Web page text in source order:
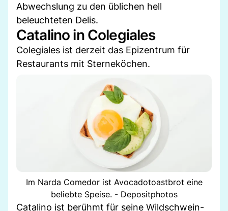
Abwechslung zu den üblichen hell
beleuchteten Delis.
Catalino in Colegiales
Colegiales ist derzeit das Epizentrum für
Restaurants mit Sterneköchen.
Im Narda Comedor ist Avocadotoastbrot eine
beliebte Speise. - Depositphotos
Catalino ist berühmt für seine Wildschwein-